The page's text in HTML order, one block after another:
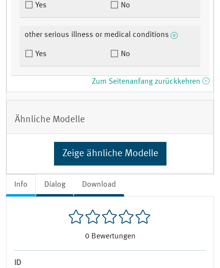
Info Dialog Download
0 Bewertungen
ID
Yes No
other serious illness or medical conditions
Yes No
Zum Seitenanfang zurückkehren
Ähnliche Modelle
Zeige ähnliche Modelle